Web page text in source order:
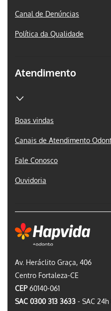
Av. Heráclito Graça, 406
Centro Fortaleza-CE
CEP60140-061
SAC 0300 313 3633 - SAC 24h
Canal de Denúncias
Política da Qualidade
Atendimento
Boas vindas
Canais de Atendimento
Fale Conosco
Ouvidoria